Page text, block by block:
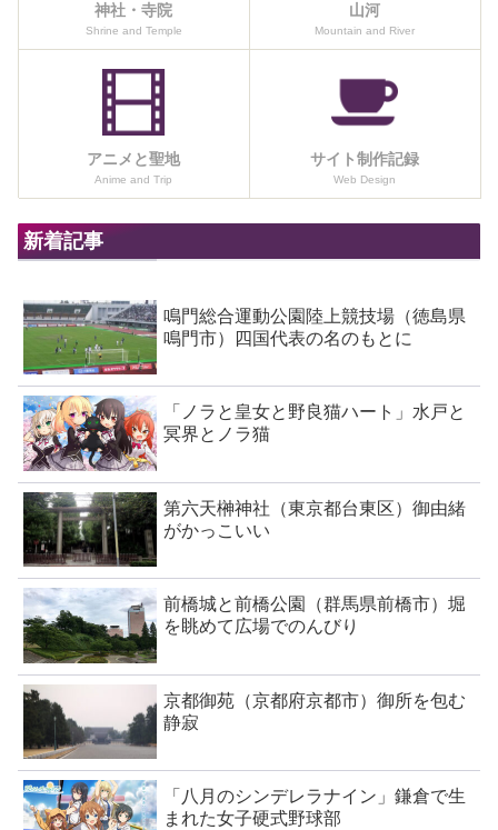
神社・寺院
Shrine and Temple
山河
Mountain and River
アニメと聖地
Anime and Trip
サイト制作記録
Web Design
新着記事
鳴門総合運動公園陸上競技場（徳島県
鳴門市）四国代表の名のもとに
「ノラと皇女と野良猫ハート」水戸と
冥界とノラ猫
第六天榊神社（東京都台東区）御由緒
がかっこいい
前橋城と前橋公園（群馬県前橋市）堀
を眺めて広場でのんびり
京都御苑（京都府京都市）御所を包む
静寂
「八月のシンデレラナイン」鎌倉で生
まれた女子硬式野球部